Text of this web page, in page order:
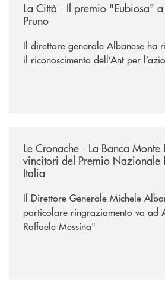
La Città - Il premio "Eubiosa"
Pruno
Il direttore generale Albanese ha
il riconoscimento dell’Ant per
Le Cronache - La Banca Monte
vincitori del Premio Nazionale
Italia
Il Direttore Generale Michele
particolare ringraziamento va ad
Raffaele Messina"